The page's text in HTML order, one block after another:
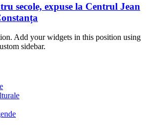
secole, expuse la Centrul Jean
Add your widgets in this position using
sidebar.